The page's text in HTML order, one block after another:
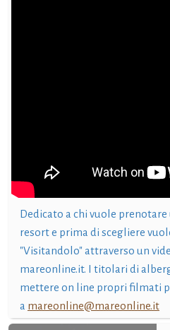
Dedicato a chi vuole
resort e prima di scegliere
"Visitandolo" attraverso un
mareonline.it. I titolari di
mettere on line propri filmati
a mareonline@mareonline.it